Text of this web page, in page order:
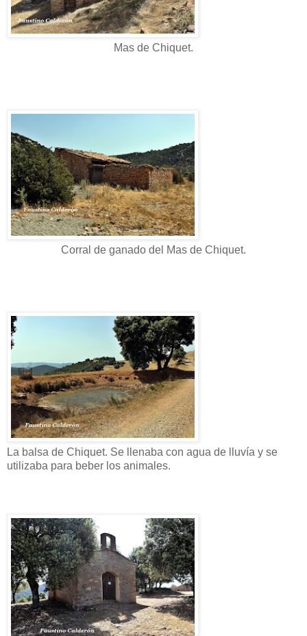
Mas de Chiquet.
Corral de ganado del Mas de Chiquet.
La balsa de Chiquet. Se llenaba con agua de lluvía y se
utilizaba para beber los animales.